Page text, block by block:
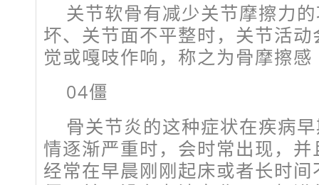
关节软骨有减少关节摩擦力
坏、关节面不平整时，关节活
觉或嘎吱作响，称之为骨摩擦感
04僵
骨关节炎的这种症状在疾病
情逐渐严重时，会时常出现，
经常在早晨刚刚起床或者长时